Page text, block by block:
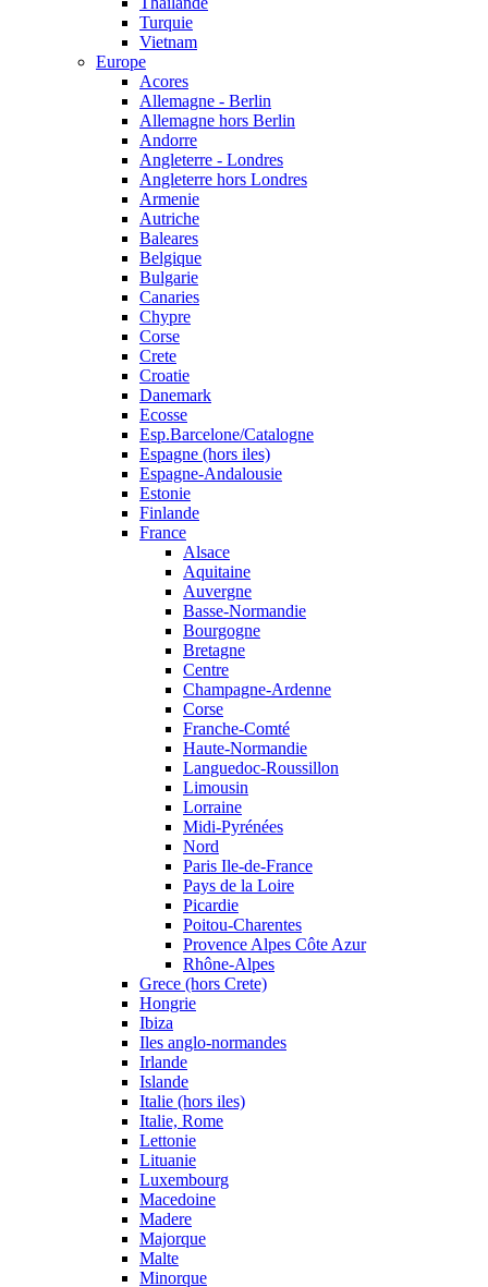
Turquie
Vietnam
Europe
Acores
Allemagne - Berlin
Allemagne hors Berlin
Andorre
Angleterre - Londres
Angleterre hors Londres
Armenie
Autriche
Baleares
Belgique
Bulgarie
Canaries
Chypre
Corse
Crete
Croatie
Danemark
Ecosse
Esp.Barcelone/Catalogne
Espagne (hors iles)
Espagne-Andalousie
Estonie
Finlande
France
Alsace
Aquitaine
Auvergne
Basse-Normandie
Bourgogne
Bretagne
Centre
Champagne-Ardenne
Corse
Franche-Comté
Haute-Normandie
Languedoc-Roussillon
Limousin
Lorraine
Midi-Pyrénées
Nord
Paris Ile-de-France
Pays de la Loire
Picardie
Poitou-Charentes
Provence Alpes Côte Azur
Rhône-Alpes
Grece (hors Crete)
Hongrie
Ibiza
Iles anglo-normandes
Irlande
Islande
Italie (hors iles)
Italie, Rome
Lettonie
Lituanie
Luxembourg
Macedoine
Madere
Majorque
Malte
Minorque